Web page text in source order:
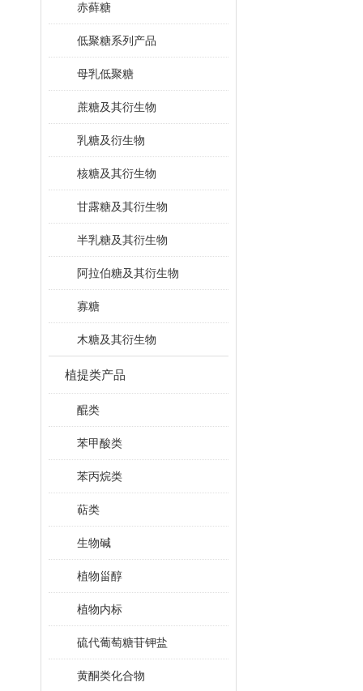
赤藓糖
低聚糖系列产品
母乳低聚糖
蔗糖及其衍生物
乳糖及衍生物
核糖及其衍生物
甘露糖及其衍生物
半乳糖及其衍生物
阿拉伯糖及其衍生物
寡糖
木糖及其衍生物
植提类产品
醌类
苯甲酸类
苯丙烷类
萜类
生物碱
植物甾醇
植物内标
硫代葡萄糖苷钾盐
黄酮类化合物